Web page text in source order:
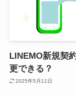
LINEMO新規契
更できる？
2025年5月11日